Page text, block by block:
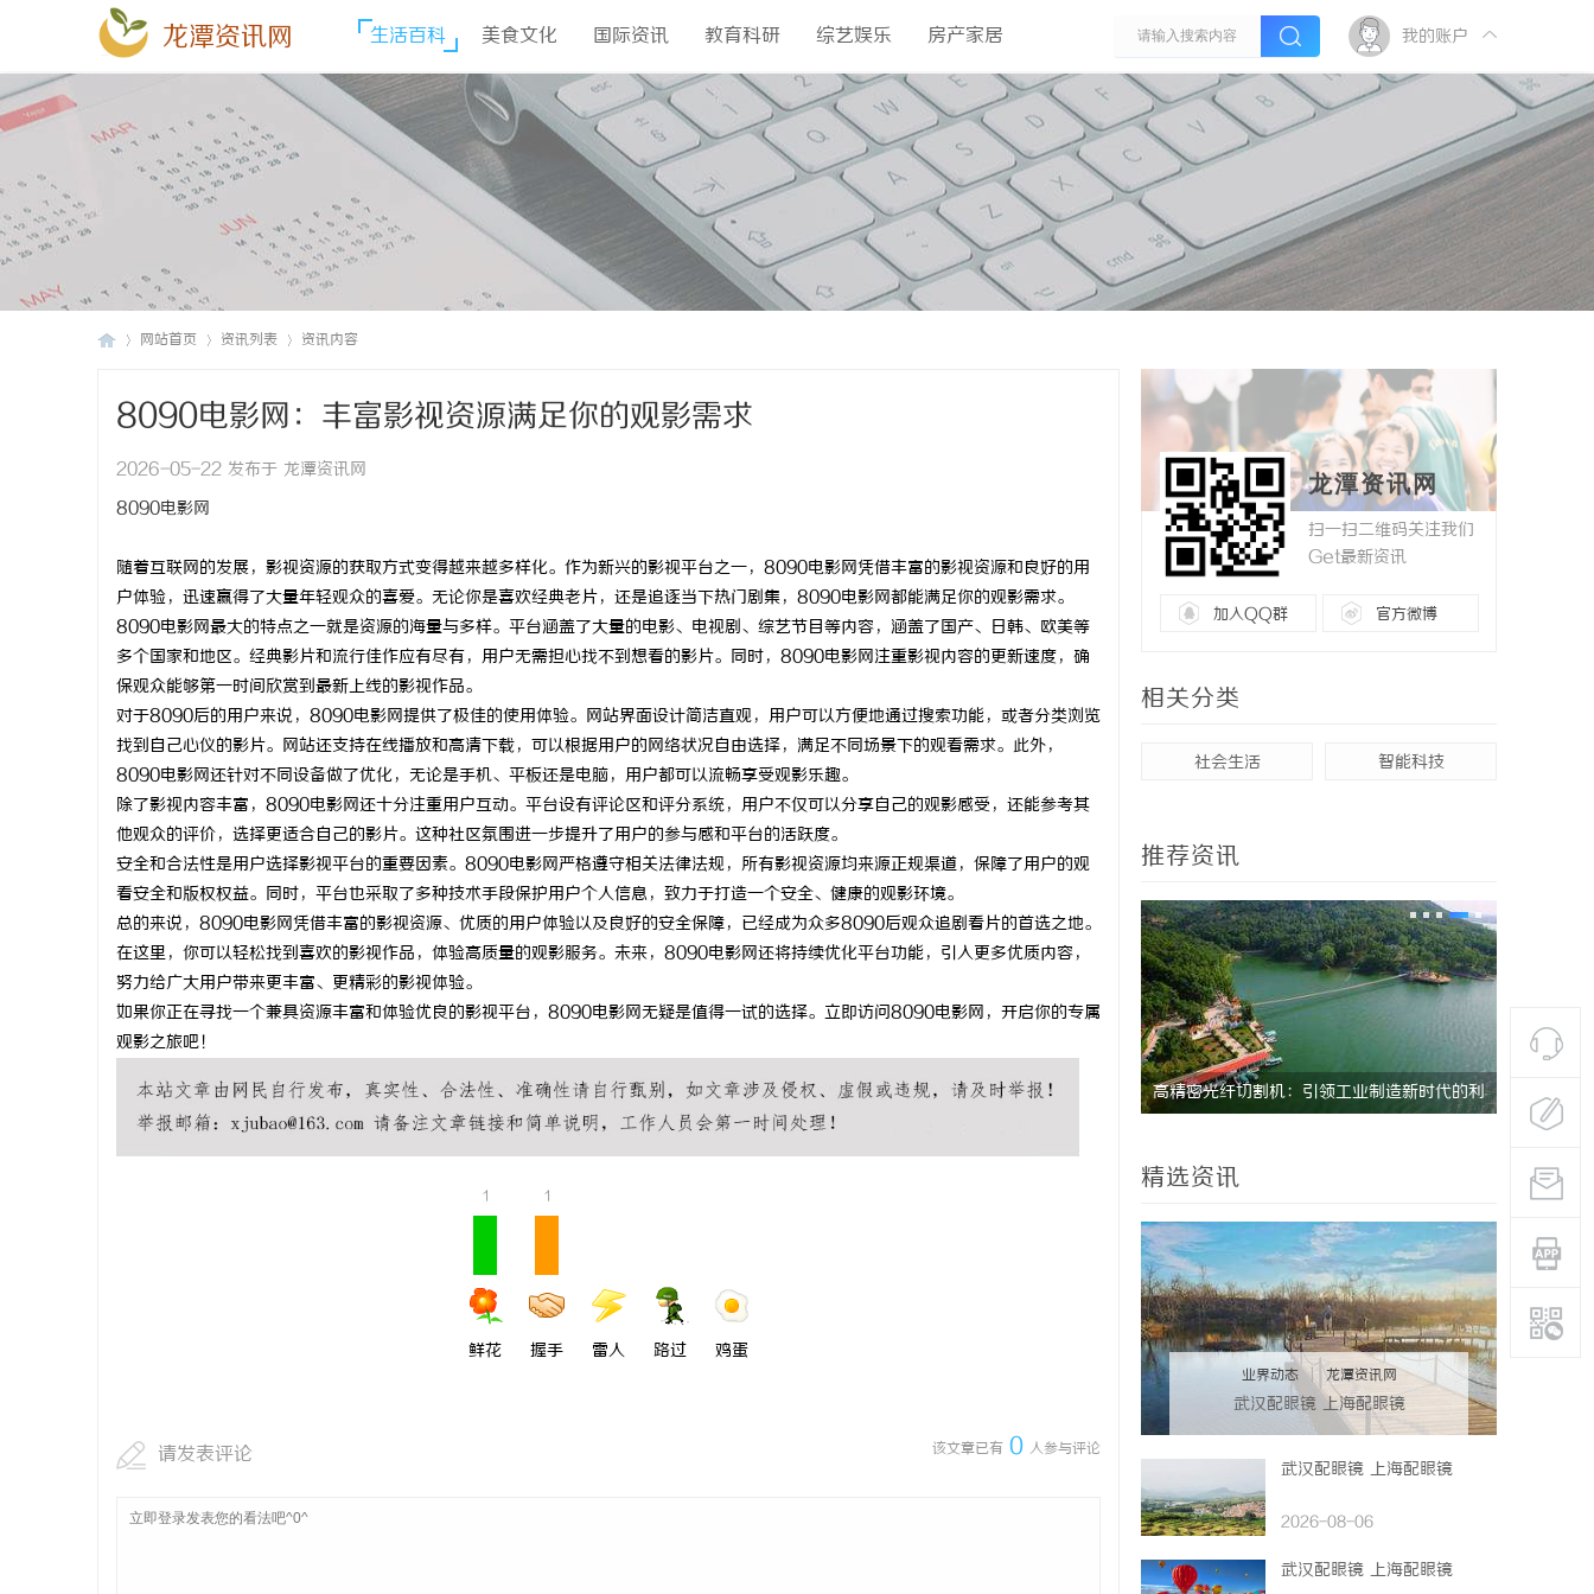
龙潭资讯网 生活百科 美食文化 国际资讯 教育科研 综艺娱乐 房产家居 我的账户
网站首页 资讯列表 资讯内容
8090电影网：丰富影视资源满足你的观影需求
2026-05-22 发布于 龙潭资讯网
8090电影网
随着互联网的发展，影视资源的获取方式变得越来越多样化。作为新兴的影视平台之一，8090电影网凭借丰富的影视资源和良好的用
户体验，迅速赢得了大量年轻观众的喜爱。无论你是喜欢经典老片，还是追逐当下热门剧集，8090电影网都能满足你的观影需求。
8090电影网最大的特点之一就是资源的海量与多样。平台涵盖了大量的电影、电视剧、综艺节目等内容，涵盖了国产、日韩、欧美等
多个国家和地区。经典影片和流行佳作应有尽有，用户无需担心找不到想看的影片。同时，8090电影网注重影视内容的更新速度，确
保观众能够第一时间欣赏到最新上线的影视作品。
对于8090后的用户来说，8090电影网提供了极佳的使用体验。网站界面设计简洁直观，用户可以方便地通过搜索功能，或者分类浏览
找到自己心仪的影片。网站还支持在线播放和高清下载，可以根据用户的网络状况自由选择，满足不同场景下的观看需求。此外，
8090电影网还针对不同设备做了优化，无论是手机、平板还是电脑，用户都可以流畅享受观影乐趣。
除了影视内容丰富，8090电影网还十分注重用户互动。平台设有评论区和评分系统，用户不仅可以分享自己的观影感受，还能参考其
他观众的评价，选择更适合自己的影片。这种社区氛围进一步提升了用户的参与感和平台的活跃度。
安全和合法性是用户选择影视平台的重要因素。8090电影网严格遵守相关法律法规，所有影视资源均来源正规渠道，保障了用户的观
看安全和版权权益。同时，平台也采取了多种技术手段保护用户个人信息，致力于打造一个安全、健康的观影环境。
总的来说，8090电影网凭借丰富的影视资源、优质的用户体验以及良好的安全保障，已经成为众多8090后观众追剧看片的首选之地。
在这里，你可以轻松找到喜欢的影视作品，体验高质量的观影服务。未来，8090电影网还将持续优化平台功能，引入更多优质内容，
努力给广大用户带来更丰富、更精彩的影视体验。
如果你正在寻找一个兼具资源丰富和体验优良的影视平台，8090电影网无疑是值得一试的选择。立即访问8090电影网，开启你的专属
观影之旅吧！
1
鲜花
1
握手 雷人 路过 鸡蛋
该文章已有 0 人参与评论
请发表评论
龙潭资讯网
扫一扫二维码关注我们
Get最新资讯
加入QQ群 官方微博
相关分类
社会生活 智能科技
推荐资讯
全面解析2828电影网：影视资源的丰富宝库
及其使用指南
在线影院的崛起与未来发展趋势深度解析 云电影网：开启无限视界的全新影视体验之旅 高精密光纤切割机：引领工业制造新时代的利 武汉配眼
精选资讯
业界动态 | 龙潭资讯网
武汉配眼镜 上海配眼镜
武汉配眼镜 上海配眼镜
2026-08-06
武汉配眼镜 上海配眼镜